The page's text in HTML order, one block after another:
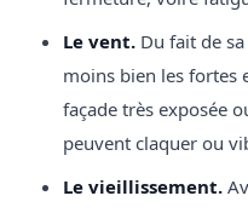
Le vent. Du fait de
moins bien les fortes
façade très exposée
peuvent claquer ou
Le vieillissement.